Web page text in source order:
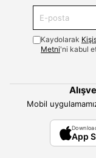
Kaydolarak
Metni'ni kabul
Mobil
App